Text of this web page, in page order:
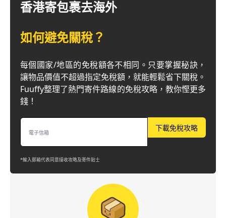
香港寄包裹去海外
如何避免關稅？
每個國家/地區的免稅額各不相同。只要掌握秘訣，
讓物品價值不超過指定免稅額，就能輕鬆省下關稅。
Fuuffy整理了熱門寄件路線的免稅攻略，教你慳更多
錢！
下載免稅攻略
*輸入郵箱代表同意接收攻略及寄件貼士